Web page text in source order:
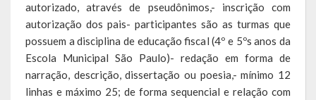
Desenvolvimento, Indústria, Comércio, Turismo, Trânsito e
Serviços Urbanos
Cultura e Turismo
Calendário de Eventos
autorizado, através de pseudônimos,- inscrição com
autorização dos pais- participantes são as turmas que
possuem a disciplina de educação fiscal (4º e 5ºs anos da
Escola Municipal São Paulo)- redação em forma de
narração, descrição, dissertação ou poesia,- mínimo 12
linhas e máximo 25; de forma sequencial e relação com